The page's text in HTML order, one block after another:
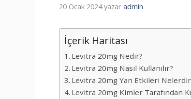
20 Ocak 2024 yazar admin
İçerik Haritası
Levitra 20mg Nedir?
Levitra 20mg Nasıl Kullanılır?
Levitra 20mg Yan Etkileri
Levitra 20mg Kimler Tarafından